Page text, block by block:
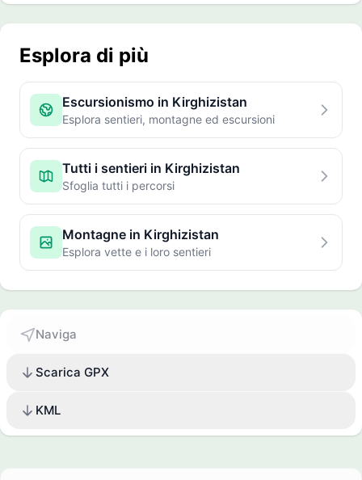
Esplora di più
Escursionismo in Kirghizistan
Esplora sentieri, montagne ed escursioni
Tutti i sentieri in Kirghizistan
Sfoglia tutti i percorsi
Montagne in Kirghizistan
Esplora vette e i loro sentieri
Naviga
Scarica GPX
KML